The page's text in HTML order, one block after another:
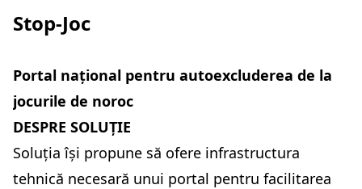
Stop-Joc
Portal național pentru autoexcluderea de la
jocurile de noroc
DESPRE SOLUȚIE
Soluția își propune să ofere infrastructura
tehnică necesară unui portal pentru facilitarea